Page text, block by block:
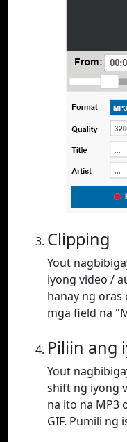
Clipping
Yout
iyong video /
hanay ng oras
mga field na
Piliin ang
Yout
shift ng iyong
na ito na MP3
GIF. Pumili ng